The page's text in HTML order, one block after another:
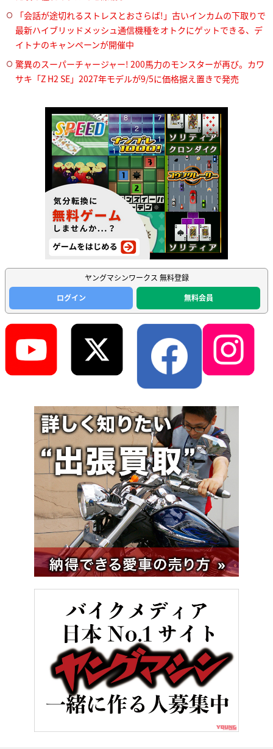
「会話が途切れるストレスとおさらば!」古いインカムの下取りで
最新ハイブリッドメッシュ通信機種をオトクにゲットできる、デ
イトナのキャンペーンが開催中
驚異のスーパーチャージャー! 200馬力のモンスターが再び。カワ
サキ「Z H2 SE」2027年モデルが9/5に価格据え置きで発売
ヤングマシンワークス 無料登録
ログイン
無料会員